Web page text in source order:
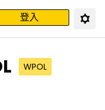
登入
WPOL